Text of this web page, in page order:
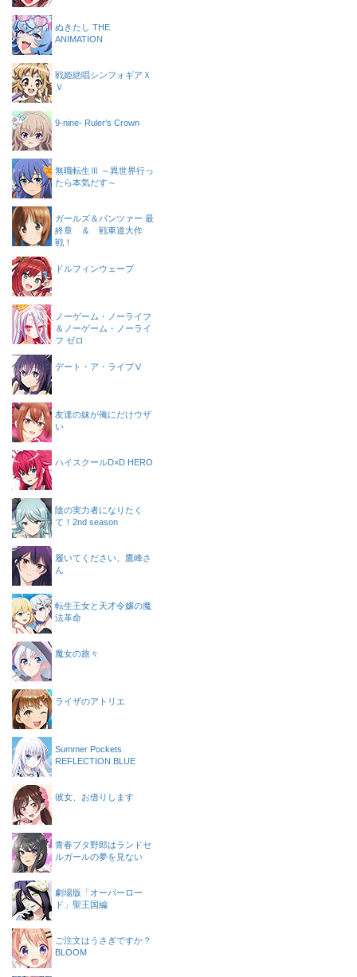
ぬきたし THE
ANIMATION
戦姫絶唱シンフォギアＸ
Ｖ
9-nine- Ruler’s Crown
無職転生Ⅲ ～異世界行っ
たら本気だす～
ガールズ＆パンツァー 最
終章 ＆ 戦車道大作
戦！
ドルフィンウェーブ
ノーゲーム・ノーライフ
＆ノーゲーム・ノーライ
フ ゼロ
デート・ア・ライブⅤ
友達の妹が俺にだけウザ
い
ハイスクールD×D HERO
陰の実力者になりたく
て！2nd season
履いてください、鷹峰さ
ん
転生王女と天才令嬢の魔
法革命
魔女の旅々
ライザのアトリエ
Summer Pockets
REFLECTION BLUE
彼女、お借りします
青春ブタ野郎はランドセ
ルガールの夢を見ない
劇場版「オーバーロー
ド」聖王国編
ご注文はうさぎですか？
BLOOM